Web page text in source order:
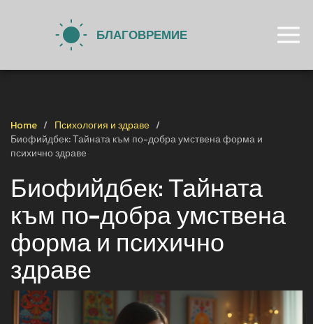
Home
Психология и здраве
Биофийдбек: Тайната към по-добра умствена форма и
психично здраве
Биофийдбек: Тайната
към по-добра умствена
форма и психично
здраве